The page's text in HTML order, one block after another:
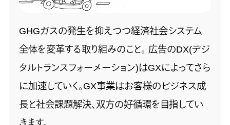
GHGガスの発生を抑えつつ経済社会システム
全体を変革する取り組みのこと。 広告のDX(デジ
タルトランスフォーメーション)はGXによってさら
に加速していく。GX事業はお客様のビジネス成
長と社会課題解決、双方の好循環を目指してい